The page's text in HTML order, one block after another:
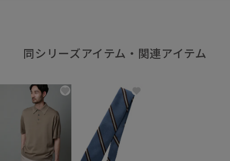
同シリーズアイテム・関連アイテム